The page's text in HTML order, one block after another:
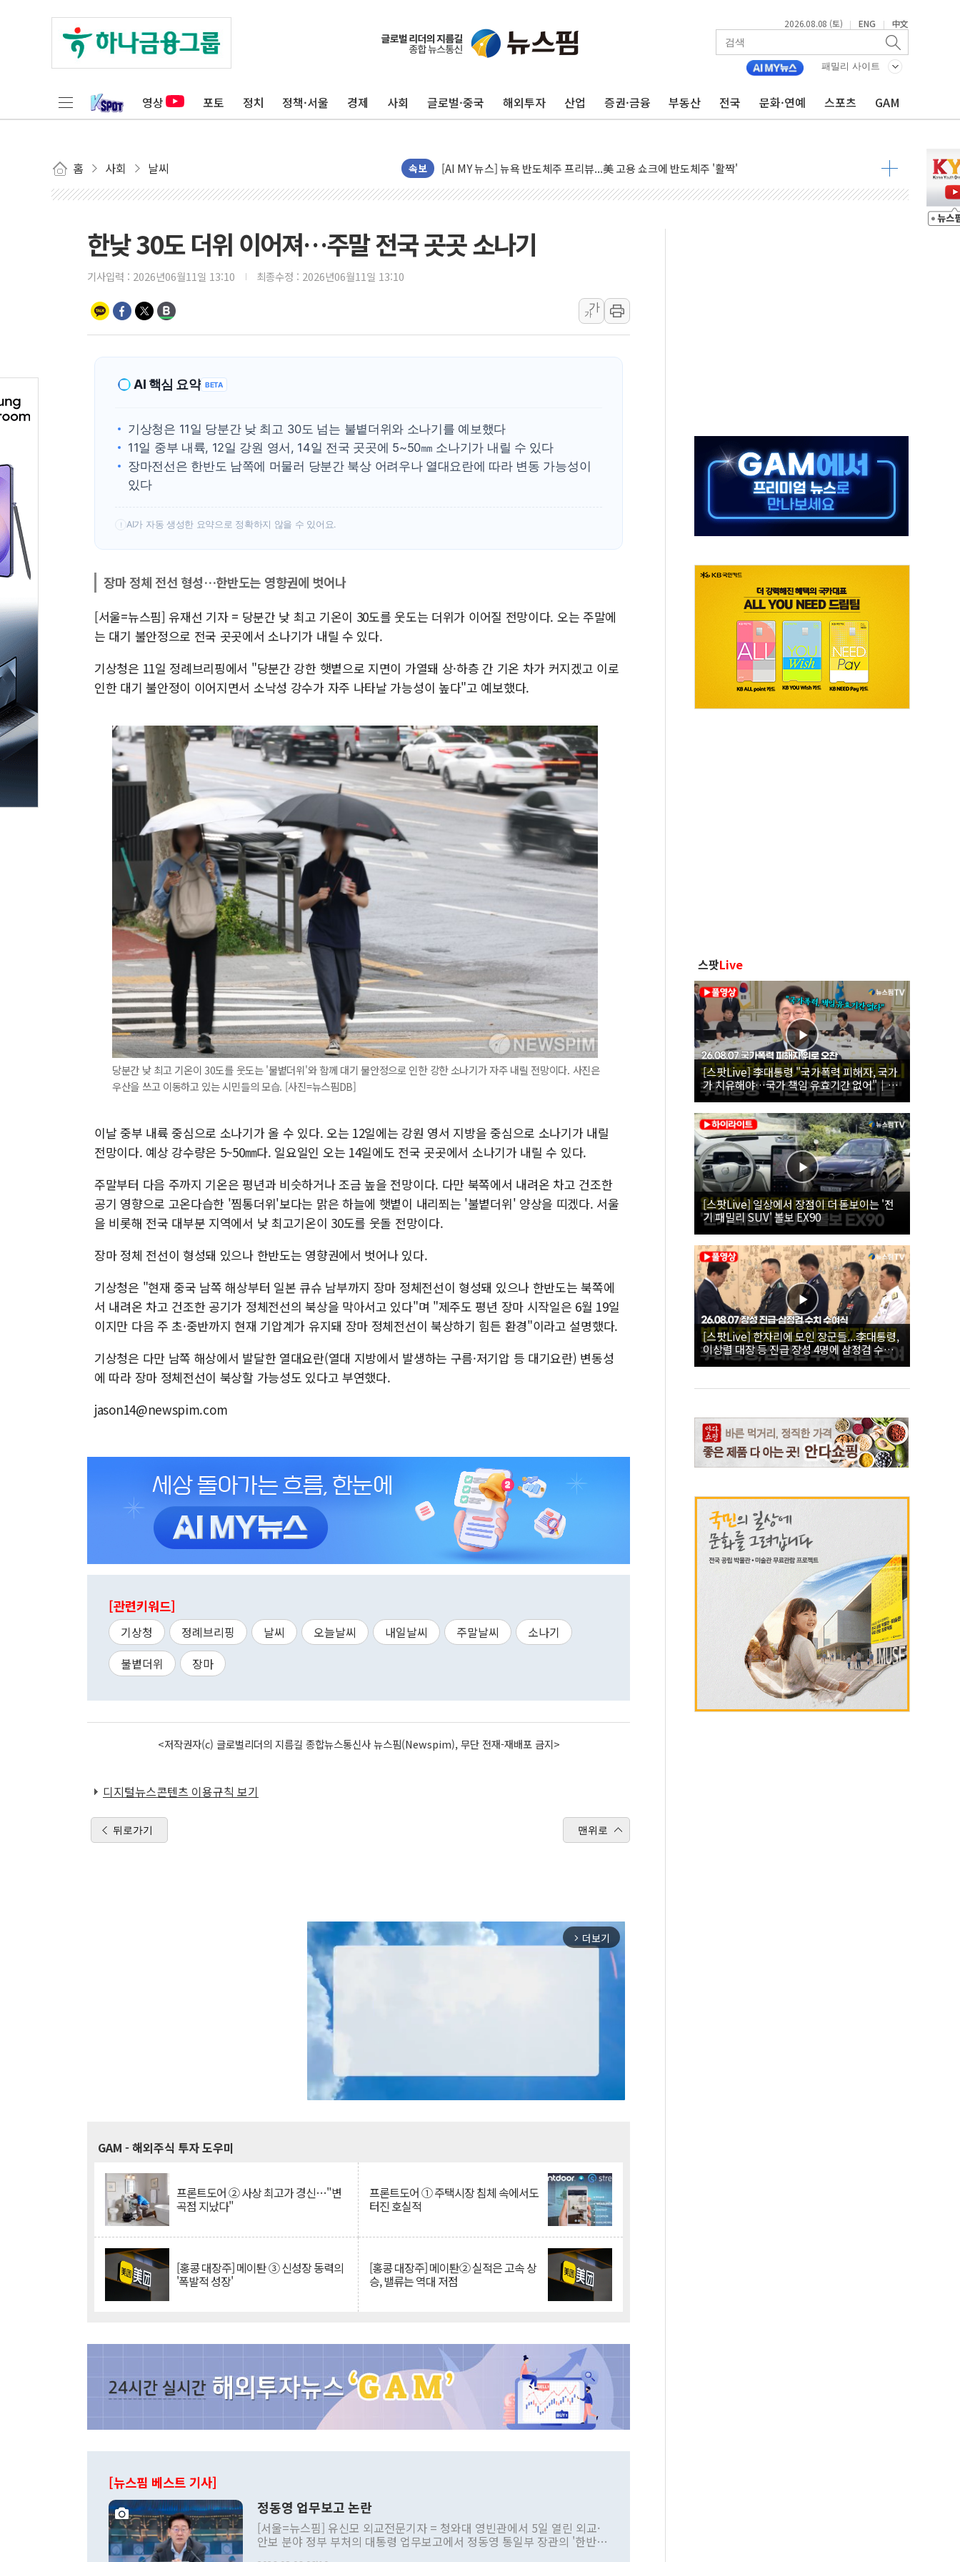
2026.08.08 (토) | ENG | 中文
패밀리 사이트
영상 포토 정치 정책·서울 경제 사회 글로벌·중국 해외투자 산업 증권·금융 부동산 전국 문화·연예 스포츠 GAM
홈 사회 날씨 속보
[종합] 이슬람 수니파 3국, '공동방위협정' 체결… 이스라엘·이란 위협에 맞설 자체 억지력 강화
트럼프, 백신·자폐증 행정명령 검토…"이르면 다음 주"
이란의 핵심 원유 수출항 '하르그섬', 최근 1주일 이상 '올스톱'… 美 해상봉쇄 영향
美 고용 쇼크에 엔화 장중 급등…시장은 "또 개입했나" 촉각
뉴욕증시 프리뷰, 美 고용 쇼크에 금리 인상 우려 후퇴…나스닥 선물 1%대 상승
[종합] 美 7월 고용 2만3000명 감소 '쇼크'…9월 금리 인상 기대 후퇴
뉴욕증시 개장 전 특징주...아틀라시안·클라우드플레어·태양광주↑ VS 트레이드데스크·웬디스↓
보훈부, 미 DPAA와 MOU… "6·25 미군 실종자 7359명 끝까지 찾겠다"
특정 정치인 측근 포항시 정책특보 내정설...포항시 '시끌'
李 "해남 태양광, 대한민국 다음 100년 밑거름…수도권 집중 완화 전환점"
李 대통령, '6시간 마라톤 부동산 2차 회의' 주재… "전폭적 공급 확대·속도전 총력"
트럼프, 中 겨냥 폴리실리콘 관세 15% 부과…美 태양광주 급등
남동발전, 해남군에 국내 최대 규모 400MW 태양광 착공…여의도 1.6배 규모
[인도증시] 중동 불안 속 유가 상승에 소폭 하락...금융주 낙폭 커
한낮 30도 더위 이어져…주말 전국 곳곳 소나기
기사입력 : 2026년06월11일 13:10 최종수정 : 2026년06월11일 13:10
가
가
AI 핵심 요약 BETA
기상청은 11일 당분간 낮 최고 30도 넘는 불볕더위와 소나기를 예보했다
11일 중부 내륙, 12일 강원 영서, 14일 전국 곳곳에 5~50㎜ 소나기가 내릴 수 있다
장마전선은 한반도 남쪽에 머물러 당분간 북상 어려우나 열대요란에 따라 변동 가능성이
있다
! AI가 자동 생성한 요약으로 정확하지 않을 수 있어요.
장마 정체 전선 형성…한반도는 영향권에 벗어나
[서울=뉴스핌] 유재선 기자 = 당분간 낮 최고 기온이 30도를 웃도는 더위가 이어질 전망이다. 오는 주말에
는 대기 불안정으로 전국 곳곳에서 소나기가 내릴 수 있다.
기상청은 11일 정례브리핑에서 "당분간 강한 햇볕으로 지면이 가열돼 상·하층 간 기온 차가 커지겠고 이로
인한 대기 불안정이 이어지면서 소낙성 강수가 자주 나타날 가능성이 높다"고 예보했다.
당분간 낮 최고 기온이 30도를 웃도는 '불볕더위'와 함께 대기 불안정으로 인한 강한 소나기가 자주 내릴 전망이다. 사진은
우산을 쓰고 이동하고 있는 시민들의 모습. [사진=뉴스핌DB]
이날 중부 내륙 중심으로 소나기가 올 수 있다. 오는 12일에는 강원 영서 지방을 중심으로 소나기가 내릴
전망이다. 예상 강수량은 5~50㎜다. 일요일인 오는 14일에도 전국 곳곳에서 소나기가 내릴 수 있다.
주말부터 다음 주까지 기온은 평년과 비슷하거나 조금 높을 전망이다. 다만 북쪽에서 내려온 차고 건조한
공기 영향으로 고온다습한 '찜통더위'보다는 맑은 하늘에 햇볕이 내리쬐는 '불볕더위' 양상을 띠겠다. 서울
을 비롯해 전국 대부분 지역에서 낮 최고기온이 30도를 웃돌 전망이다.
장마 정체 전선이 형성돼 있으나 한반도는 영향권에서 벗어나 있다.
기상청은 "현재 중국 남쪽 해상부터 일본 큐슈 남부까지 장마 정체전선이 형성돼 있으나 한반도는 북쪽에
서 내려온 차고 건조한 공기가 정체전선의 북상을 막아서고 있다"며 "제주도 평년 장마 시작일은 6월 19일
이지만 다음 주 초·중반까지 현재 기압계가 유지돼 장마 정체전선이 북상하기 힘든 환경"이라고 설명했다.
기상청은 다만 남쪽 해상에서 발달한 열대요란(열대 지방에서 발생하는 구름·저기압 등 대기요란) 변동성
에 따라 장마 정체전선이 북상할 가능성도 있다고 부연했다.
jason14@newspim.com
[관련키워드]
기상청 정례브리핑 날씨 오늘날씨 내일날씨 주말날씨
소나기
불볕더위
장마
<저작권자(c) 글로벌리더의 지름길 종합뉴스통신사 뉴스핌(Newspim), 무단 전재-재배포 금지>
디지털뉴스콘텐츠 이용규칙 보기
뒤로가기 맨위로
arrow_forward_ios 더보기
GAM - 해외주식 투자 도우미
프론트도어 ② 사상 최고가 경신…"변
곡점 지났다"
프론트도어 ① 주택시장 침체 속에서도
터진 호실적
[홍콩 대장주] 메이퇀 ③ 신성장 동력의
'폭발적 성장'
[홍콩 대장주] 메이퇀② 실적은 고속 상
승, 밸류는 역대 저점
[뉴스핌 베스트 기사]
정동영 업무보고 논란
[서울=뉴스핌] 유신모 외교전문기자 = 청와대 영빈관에서 5일 열린 외교·
안보 분야 정부 부처의 대통령 업무보고에서 정동영 통일부 장관의 '한반도
스팟Live
[스팟Live] 李대통령 "국가폭력 피해자, 국가
가 치유해야…국가 책임 유효기간 없어"｜
26.08.07 국가폭력 피해자 위로 오찬
[스팟Live] 일상에서 장점이 더 돋보이는 '전
기 패밀리 SUV' 볼보 EX90
[스팟Live] 한자리에 모인 장군들...李대통령,
이상렬 대장 등 진급 장성 4명에 삼정검 수치
직접 수여｜26.08.07 장성 진급·삼정검 수치